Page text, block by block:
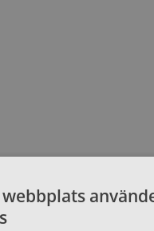
webbplats